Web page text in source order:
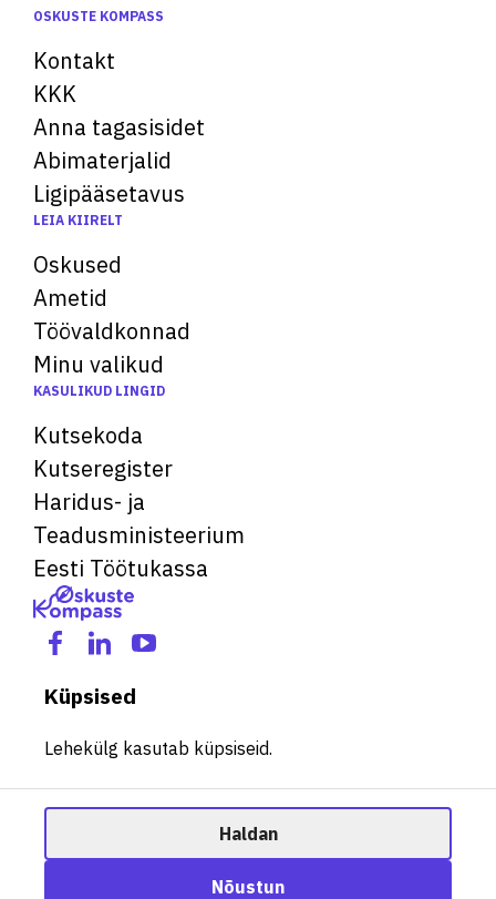
Ametisoovitaja
OSKUSTE KOMPASS
Kontakt
KKK
Anna tagasisidet
Abimaterjalid
Ligipääsetavus
LEIA KIIRELT
Oskused
Ametid
Töövaldkonnad
Minu valikud
KASULIKUD LINGID
Kutsekoda
Kutseregister
Haridus- ja
Teadusministeerium
Eesti Töötukassa
Küpsised
Lehekülg kasutab küpsiseid.
Haldan
Nõustun